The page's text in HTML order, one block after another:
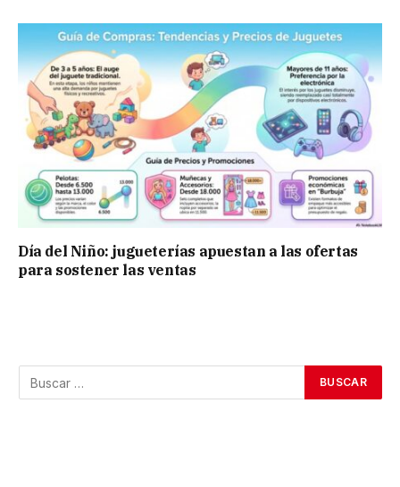
Día del Niño: jugueterías apuestan a las ofertas
para sostener las ventas